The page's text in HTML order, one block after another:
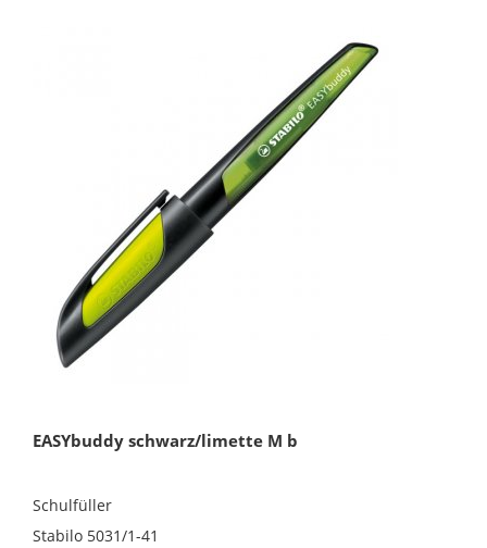
EASYbuddy schwarz/limette M b
Schulfüller
Stabilo 5031/1-41